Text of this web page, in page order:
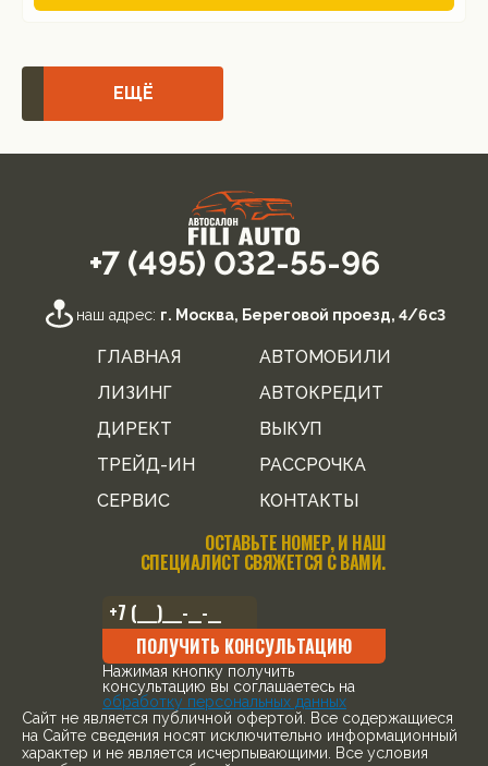
ЕЩЁ
+7 (495) 032-55-96
наш адрес: г. Москва, Береговой проезд, 4/6с3
ГЛАВНАЯ
АВТОМОБИЛИ
ЛИЗИНГ
АВТОКРЕДИТ
ДИРЕКТ
ВЫКУП
ТРЕЙД-ИН
РАССРОЧКА
СЕРВИС
КОНТАКТЫ
ОСТАВЬТЕ НОМЕР, И НАШ
СПЕЦИАЛИСТ СВЯЖЕТСЯ С ВАМИ.
ПОЛУЧИТЬ КОНСУЛЬТАЦИЮ
Нажимая кнопку получить
консультацию вы соглашаетесь на
обработку персональных данных
Cайт не является публичной офертой. Все содержащиеся
на Сайте сведения носят исключительно информационный
характер и не является исчерпывающими. Все условия